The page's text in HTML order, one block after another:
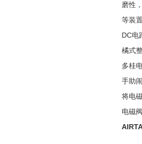
磨性
等装
DC电
橘式
多桂
手助
将电
电磁